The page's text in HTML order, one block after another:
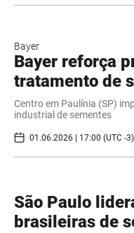
Bayer
Bayer reforça
tratamento de
Centro em Paulínia (SP)
industrial de sementes
01.06.2026 | 17:00 (UTC -3)
São Paulo
brasileiras de